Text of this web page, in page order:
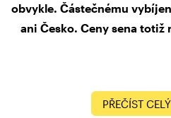
obvykle. Částečnému
ani Česko. Ceny sena totiž
PŘEČÍST